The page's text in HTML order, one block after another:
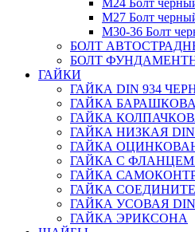
М24 Болт
М27 Болт
М30-36 Болт
БОЛТ
БОЛТ
ГАЙКИ
ГАЙКА DIN 934
ГАЙКА
ГАЙКА
ГАЙКА НИЗКАЯ DIN
ГАЙКА
ГАЙКА С ФЛАНЦЕМ
ГАЙКА
ГАЙКА
ГАЙКА УСОВАЯ DIN
ГАЙКА ЭРИКСОНА